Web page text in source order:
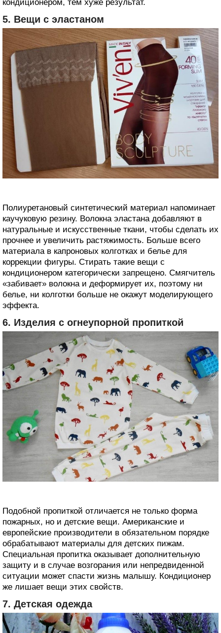
кондиционером, тем хуже результат.
5. Вещи с эластаном
Полиуретановый синтетический материал напоминает
каучуковую резину. Волокна эластана добавляют в
натуральные и искусственные ткани, чтобы сделать их
прочнее и увеличить растяжимость. Больше всего
материала в капроновых колготках и белье для
коррекции фигуры. Стирать такие вещи с
кондиционером категорически запрещено. Смягчитель
«забивает» волокна и деформирует их, поэтому ни
белье, ни колготки больше не окажут моделирующего
эффекта.
6. Изделия с огнеупорной пропиткой
Подобной пропиткой отличается не только форма
пожарных, но и детские вещи. Американские и
европейские производители в обязательном порядке
обрабатывают материалы для детских пижам.
Специальная пропитка оказывает дополнительную
защиту и в случае возгорания или непредвиденной
ситуации может спасти жизнь малышу. Кондиционер
же лишает вещи этих свойств.
7. Детская одежда